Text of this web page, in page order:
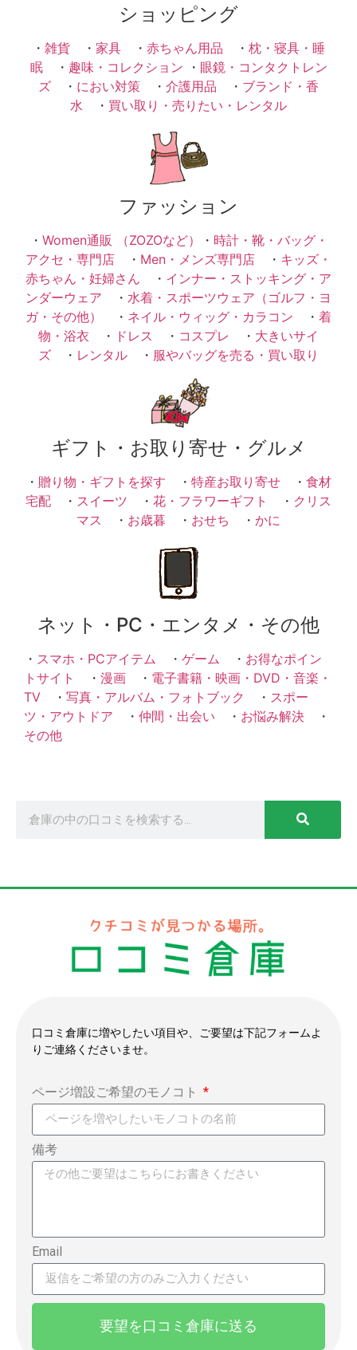
ショッピング
・ 雑貨 ・ 家具 ・ 赤ちゃん用品 ・ 枕・寝具・睡
眠・ 趣味・コレクション ・ 眼鏡・コンタクトレン
ズ ・ におい対策 ・ 介護用品 ・ ブランド・香
水 ・ 買い取り・売りたい・レンタル
ファッション
・ Women通販 （ZOZOなど） ・ 時計・靴・バッグ・
アクセ・専門店 ・ Men・メンズ専門店 ・ キッズ・
赤ちゃん・妊婦さん ・ インナー・ストッキング・ア
ンダーウェア ・ 水着・スポーツウェア（ゴルフ・ヨ
ガ・その他）
・ ネイル・ウィッグ・カラコン ・ 着
物・浴衣 ・ ドレス ・ コスプレ ・ 大きいサイ
ズ ・ レンタル ・ 服やバッグを売る・買い取り
ギフト・お取り寄せ・グルメ
・ 贈り物・ギフトを探す ・ 特産お取り寄せ ・ 食材
宅配 ・ スイーツ ・ 花・フラワーギフト ・ クリス
マス ・ お歳暮 ・ おせち ・ かに
ネット・PC・エンタメ・その他
・ スマホ・PCアイテム ・ ゲーム ・ お得なポイン
トサイト
・ 漫画 ・ 電子書籍・映画・DVD・音楽・
TV ・ 写真・アルバム・フォトブック ・ スポー
ツ・アウトドア ・ 仲間・出会い ・ お悩み解決 ・
その他
口コミ倉庫に増やしたい項目や、ご要望は下記フォームよ
りご連絡くださいませ。
ページ増設ご希望のモノコト
備考
Email
要望を口コミ倉庫に送る